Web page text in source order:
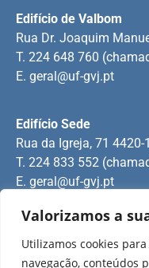
Valorizamos a
Utilizamos cookies
navegação, conteúdos
Rua Manuel Pinto
Edifício Sede
Rua da Igreja, 71 4420-
T. 224 833 552
E. geral@uf-gvj.pt
Edifício de Valbom
Rua Dr. Joaquim
T. 224 648 760
E. geral@uf-gvj.pt